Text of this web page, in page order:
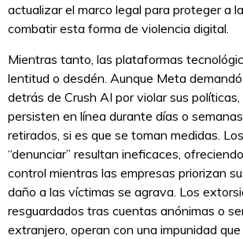
actualizar el marco legal para proteger a
combatir esta forma de violencia digital.
Mientras tanto, las plataformas
lentitud o desdén. Aunque Meta
detrás de Crush AI por violar sus
persisten en línea durante días o
retirados, si es que se toman medidas.
“denunciar” resultan ineficaces,
control mientras las empresas priorizan
daño a las víctimas se agrava. Los
resguardados tras cuentas anónimas o
extranjero, operan con una impunidad